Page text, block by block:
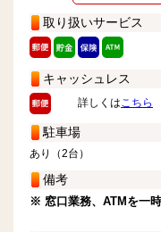
取り扱いサービス
キャッシュレス
詳しくはこちら
駐車場
あり（2台）
備考
※ 窓口業務、ATMを一